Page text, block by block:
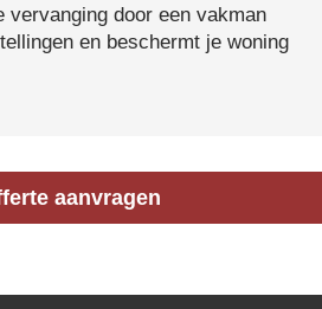
vervanging door een vakman
en beschermt je woning
aanvragen